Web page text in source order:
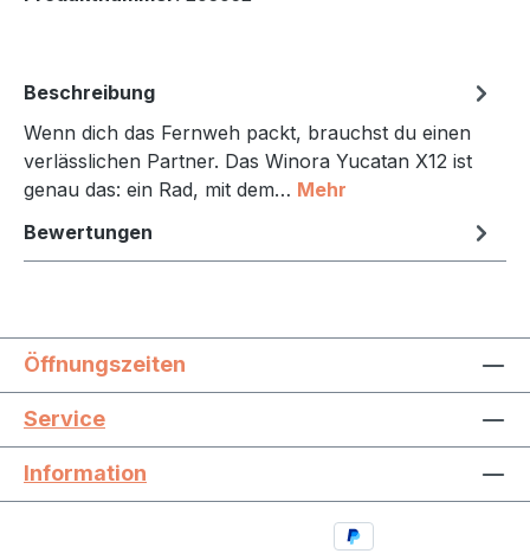
Beschreibung
Wenn dich das Fernweh packt, brauchst du einen
verlässlichen Partner. Das Winora Yucatan X12 ist
genau das: ein Rad, mit dem… Mehr
Bewertungen
Öffnungszeiten
Service
Information